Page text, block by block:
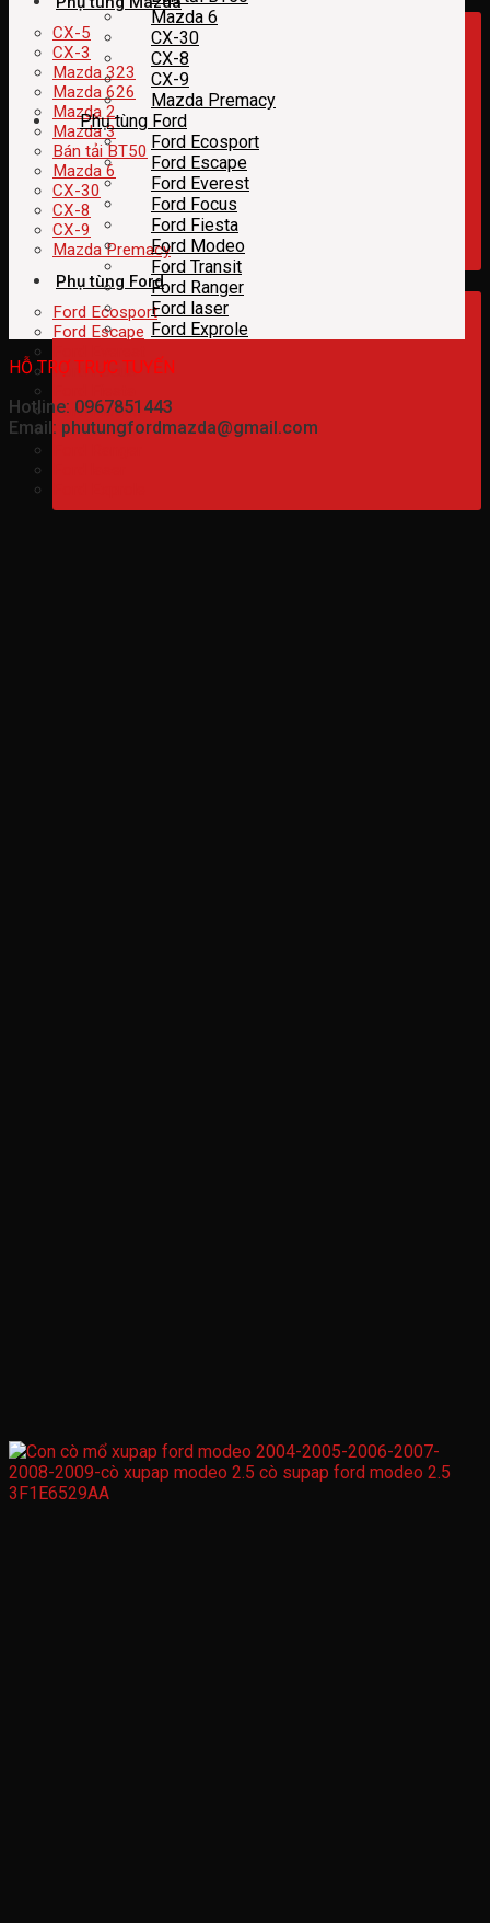
CX-5
CX-3
Mazda 323
Mazda 626
Mazda 2
Mazda 3
Bán tải BT50
Mazda 6
CX-30
CX-8
CX-9
Mazda Premacy
Phụ tùng Ford
Ford Ecosport
Ford Escape
Ford Focus
Ford Modeo
Ford Transit
Mazda 6
CX-30
CX-8
CX-9
Mazda Premacy
Phụ tùng Ford
Ford Ecosport
Ford Escape
Ford Everest
Ford Focus
Ford Fiesta
Ford Modeo
Ford Transit
Ford Ranger
Ford laser
Ford Exprole
HỖ TRỢ TRỰC TUYẾN
Hotline: 0967851443
Email: phutungfordmazda@gmail.com